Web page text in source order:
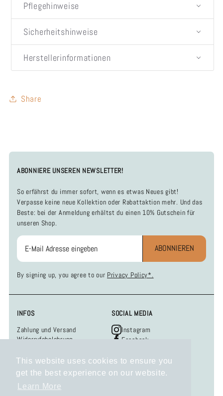
This website uses cookies to ensure you
get the best experience on our website.
Learn More
Pflegehinweise
Sicherheitshinweise
Herstellerinformationen
Share
ABONNIERE UNSEREN NEWSLETTER!
So erfährst du immer sofort, wenn es etwas Neues gibt!
Verpasse keine neue Kollektion oder Rabattaktion mehr. Und das
Beste: bei der Anmeldung erhältst du einen 10% Gutschein für
unseren Shop.
ABONNIEREN
By signing up, you agree to our Privacy Policy*.
INFOS
Zahlung und Versand
Widerrufsbelehrung
AGB
Impressum
SOCIAL MEDIA
Instagram
Facebook
KONTAKT
Hast du Fragen, Anregungen oder Wünsche?